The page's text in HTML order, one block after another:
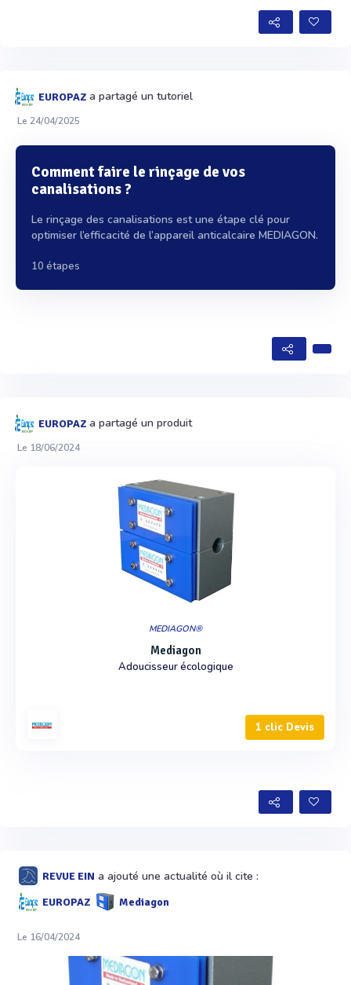
EUROPAZ a partagé un tutoriel
Le 24/04/2025
Comment faire le rinçage de vos
canalisations ?
Le rinçage des canalisations est une étape clé pour
optimiser l’efficacité de l’appareil anticalcaire MEDIAGON.
10 étapes
EUROPAZ a partagé un produit
Le 18/06/2024
MEDIAGON®
Mediagon
Adoucisseur écologique
1 clic Devis
REVUE EIN a ajouté une actualité où il cite :
EUROPAZ Mediagon
Le 16/04/2024